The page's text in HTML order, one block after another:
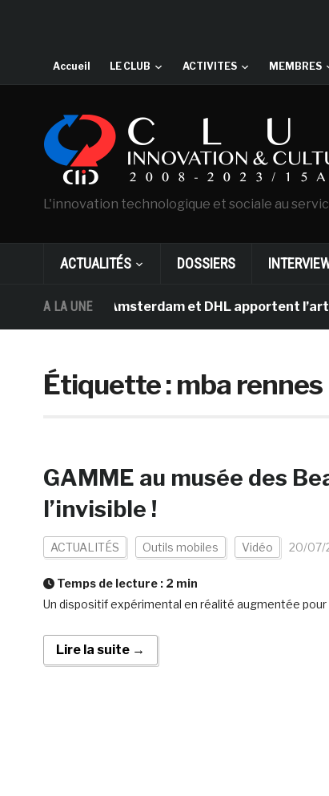
Accueil LE CLUB ACTIVITES MEMBRES
L'innovation technologique et sociale au
ACTUALITÉS DOSSIERS
A LA UNE
Gogh d’Amsterdam et DHL apportent l’art
Étiquette :mba rennes
GAMME au musée des
l’invisible !
ACTUALITÉS Outils mobiles Vidéo 20/07/
Temps de lecture : 2 min
Un dispositif expérimental en réalité augmentée
Lire la suite →